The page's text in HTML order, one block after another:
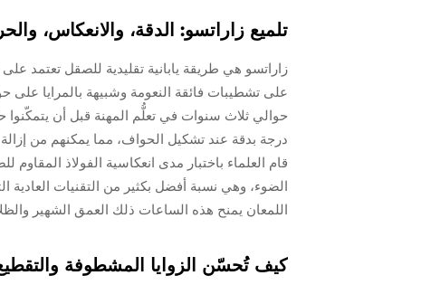
تلميع زاراتسو: الدقة، والانعكاس،
زاراتسو هي طريقة يابانية تقليدية للصقل تعتمد
على تشطيبات فائقة النعومة وشبيهة بالمرايا
درجة بدقة عند تشكيل الحواف، مما يمكنهم من
اللمعان يمنح هذه الساعات ذلك العمق الشهير
كيف تُحسّن الزوايا المشطوفة